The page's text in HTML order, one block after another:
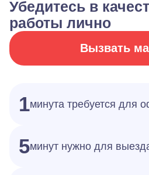
Убедитесь в
работы лично
Вызвать
1минута требуется для
5минут нужно для